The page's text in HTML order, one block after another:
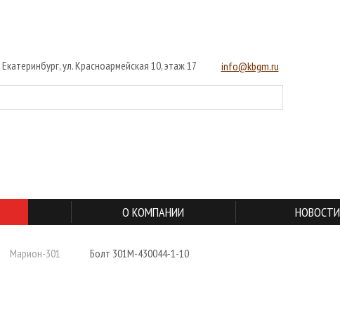
Екатеринбург, ул. Красноармейская 10, этаж 17 info@kbgm.ru
О КОМПАНИИ НОВОСТИ
Марион-301 Болт 301М-430044-1-10